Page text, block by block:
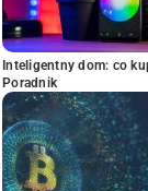
Inteligentny dom: co
Poradnik